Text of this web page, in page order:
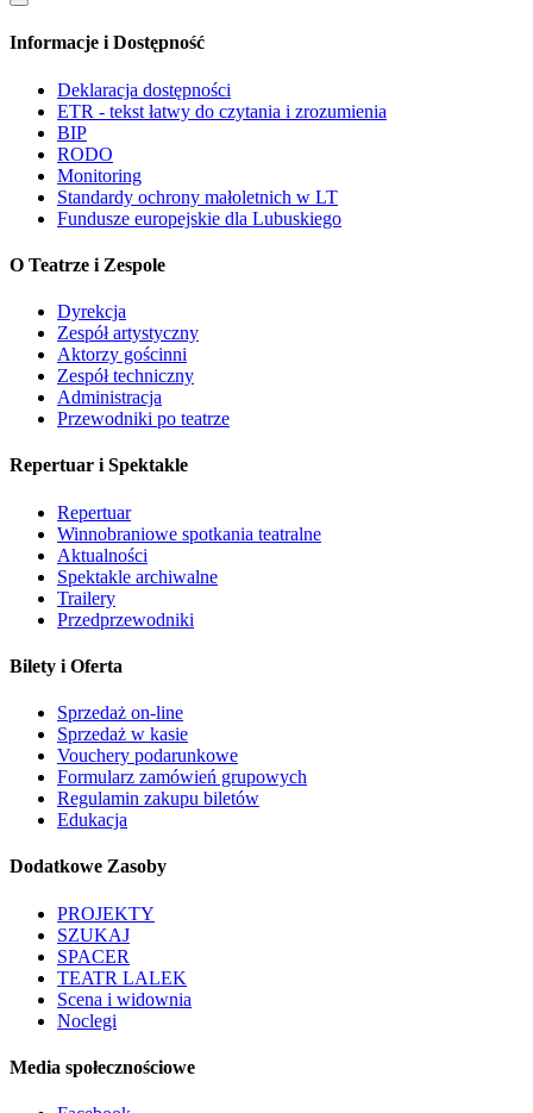
Informacje i Dostępność
Deklaracja dostępności
ETR - tekst łatwy do czytania i zrozumienia
BIP
RODO
Monitoring
Standardy ochrony małoletnich w LT
Fundusze europejskie dla Lubuskiego
O Teatrze i Zespole
Dyrekcja
Zespół artystyczny
Aktorzy gościnni
Zespół techniczny
Administracja
Przewodniki po teatrze
Repertuar i Spektakle
Repertuar
Winnobraniowe spotkania teatralne
Aktualności
Spektakle archiwalne
Trailery
Przedprzewodniki
Bilety i Oferta
Sprzedaż on-line
Sprzedaż w kasie
Vouchery podarunkowe
Formularz zamówień grupowych
Regulamin zakupu biletów
Edukacja
Dodatkowe Zasoby
PROJEKTY
SZUKAJ
SPACER
TEATR LALEK
Scena i widownia
Noclegi
Media społecznościowe